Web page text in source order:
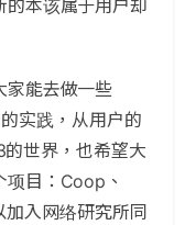
本该属于用户却
家能去做一些
实践，从用户的
世界，也希望大
目：Coop、
入网络研究所同